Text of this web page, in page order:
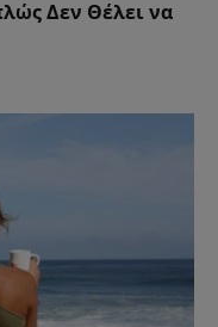
Δεν Θέλει να